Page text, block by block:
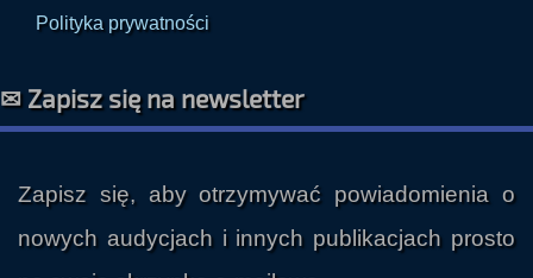
Polityka prywatności
✉ Zapisz się na newsletter
Zapisz się, aby otrzymywać powiadomienia o
nowych audycjach i innych publikacjach prosto